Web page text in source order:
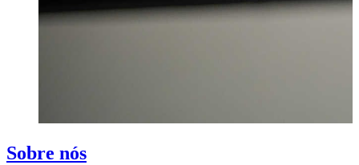
Sobre nós